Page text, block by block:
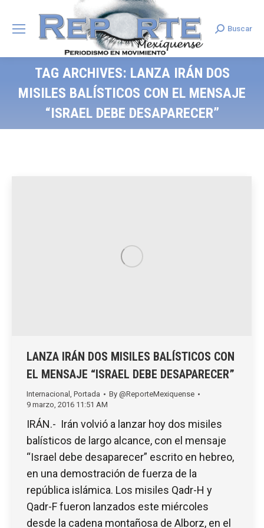
Search:
Buscar
TAG ARCHIVES: LANZA IRÁN DOS
MISILES BALÍSTICOS CON EL MENSAJE
“ISRAEL DEBE DESAPARECER”
LANZA IRÁN DOS MISILES BALÍSTICOS CON
EL MENSAJE “ISRAEL DEBE DESAPARECER”
Internacional Portada By @ReporteMexiquense
9 marzo, 2016 11:51 AM
IRÁN.- Irán volvió a lanzar hoy dos misiles
balísticos de largo alcance, con el mensaje
“Israel debe desaparecer” escrito en hebreo,
en una demostración de fuerza de la
república islámica. Los misiles Qadr-H y
Qadr-F fueron lanzados este miércoles
desde la cadena montañosa de Alborz, en el